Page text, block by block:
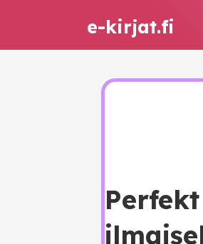
e-kirjat.fi